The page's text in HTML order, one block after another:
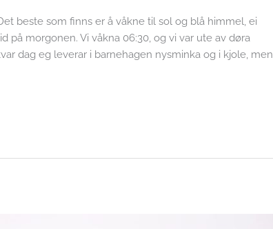
beste som finns er å våkne til sol og blå himmel, ei
på morgonen. Vi våkna 06:30, og vi var ute av døra
dag eg leverar i barnehagen nysminka og i kjole, men